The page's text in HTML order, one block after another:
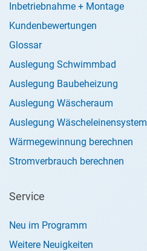
Inbetriebnahme + Montage
Kundenbewertungen
Glossar
Auslegung Schwimmbad
Auslegung Baubeheizung
Auslegung Wäscheraum
Auslegung Wäscheleinensystem
Wärmegewinnung berechnen
Stromverbrauch berechnen
Service
Neu im Programm
Weitere Neuigkeiten